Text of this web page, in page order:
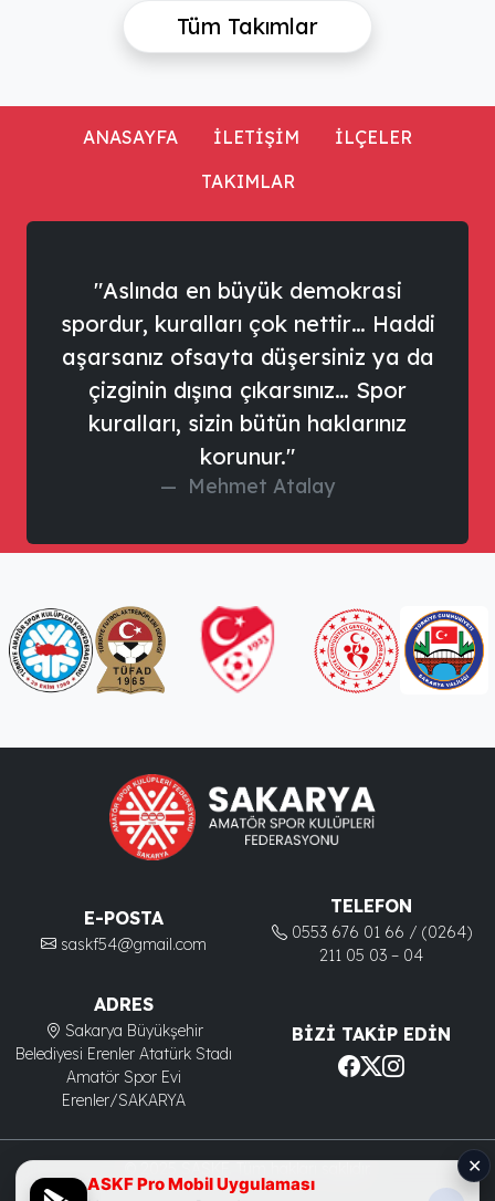
Tüm Takımlar
ANASAYFA İLETİŞİM
İLÇELER
TAKIMLAR
"Aslında en büyük demokrasi
spordur, kuralları çok nettir… Haddi
aşarsanız ofsayta düşersiniz ya da
çizginin dışına çıkarsınız… Spor
kuralları, sizin bütün haklarınız
korunur."
Mehmet Atalay
E-POSTA
saskf54@gmail.com
TELEFON
0553 676 01 66 / (0264)
211 05 03 – 04
ADRES
Sakarya Büyükşehir
Belediyesi Erenler Atatürk Stadı
Amatör Spor Evi
Erenler/SAKARYA
BIZI TAKIP EDIN
✕
ASKF Pro Mobil Uygulaması